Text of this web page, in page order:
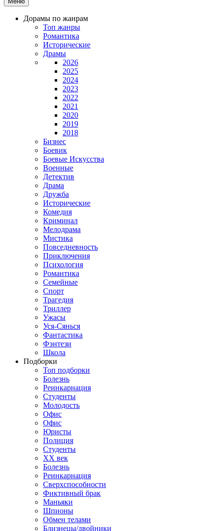
Дорамы по жанрам
Топ жанры
Романтика
Исторические
Драмы
2026
2025
2024
2023
2022
2021
2020
2019
2018
Бизнес
Боевик
Боевые Искусства
Военные
Детектив
Драма
Дружба
Исторические
Комедия
Криминал
Мелодрама
Мистика
Повседневность
Приключения
Психология
Романтика
Семейные
Спорт
Трагедия
Триллер
Ужасы
Уся-Сянься
Фантастика
Фэнтези
Школа
Подборки
Топ подборки
Болезнь
Реинкарнация
Студенты
Молодость
Офис
Офис
Юристы
Полиция
Студенты
ХХ век
Болезнь
Реинкарнация
Сверхспособности
Фиктивный брак
Маньяки
Шпионы
Обмен телами
Близнецы/двойники